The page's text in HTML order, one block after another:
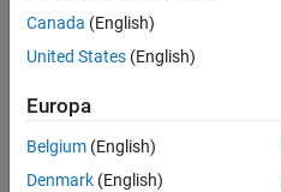
Ordenar por
Guardar
empleos
seleccionados
Canada (English)
United States (English)
Europa
Belgium (English)
Denmark (English)